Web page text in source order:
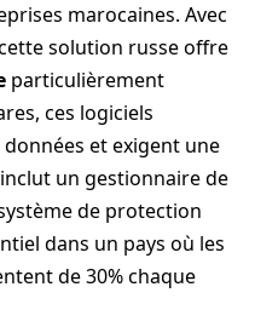
marocaines. Avec
solution russe offre
particulièrement
ces logiciels
et exigent une
un gestionnaire de
de protection
dans un pays où les
de 30% chaque